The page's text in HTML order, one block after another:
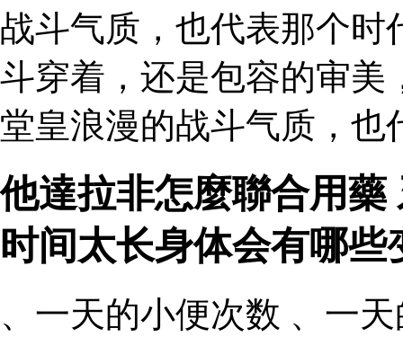
战斗气质，也代表那个时
斗穿着，还是包容的审美
堂皇浪漫的战斗气质，也
他達拉非怎麼聯合用
时间太长身体会有哪
、一天的小便次数 、一